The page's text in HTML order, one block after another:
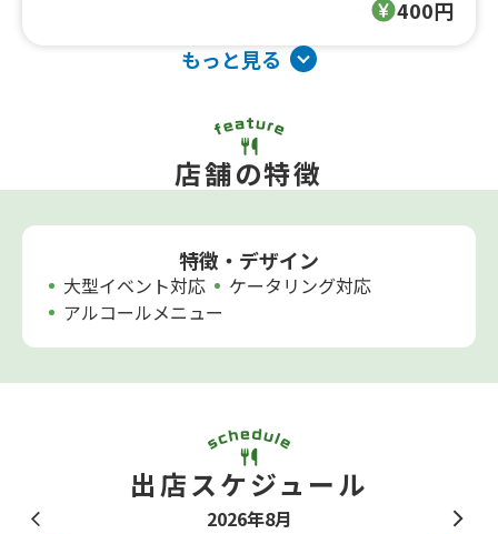
400円
もっと見る
店舗の特徴
特徴・デザイン
大型イベント対応
ケータリング対応
アルコールメニュー
出店スケジュール
2026年8月